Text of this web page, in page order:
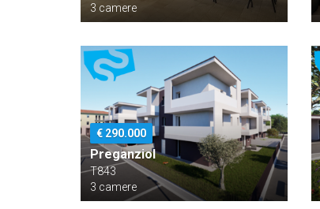
3 camere
€ 290.000
Preganziol
T843
3 camere